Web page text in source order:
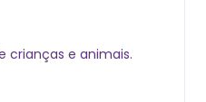
crianças e animais.